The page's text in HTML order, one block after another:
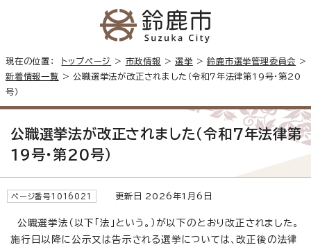
現在の位置： トップページ > 市政情報 >選挙 >鈴鹿市選挙管理委員会 >
新着情報一覧 > 公職選挙法が改正されました（令和7年法律第19号・第20
号）
公職選挙法が改正されました（令和7年法律第
19号・第20号）
ページ番号1016021 更新日 2026年1月6日
公職選挙法（以下「法」という。）が以下のとおり改正されました。
施行日以降に公示又は告示される選挙については、改正後の法律